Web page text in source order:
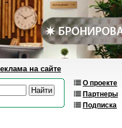
О проекте
Партнеры
Подписка
на сайте